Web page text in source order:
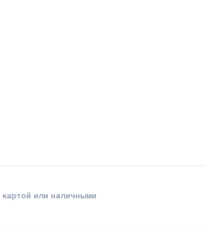
или наличными